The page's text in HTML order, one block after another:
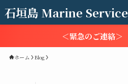
石垣島 Marine
＜緊急のご連絡＞
ホーム Blog